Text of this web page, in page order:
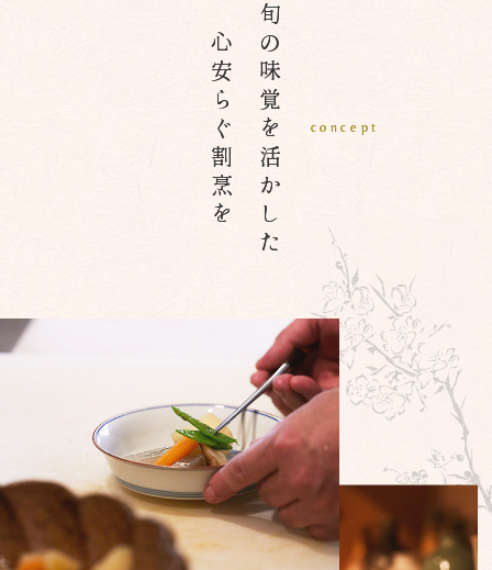
旬の味覚を活かした
心安らぐ割烹を concept